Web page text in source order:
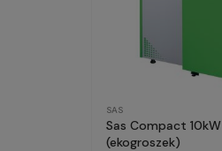
SAS
Sas Compact 10kW V klasa
(ekogroszek)